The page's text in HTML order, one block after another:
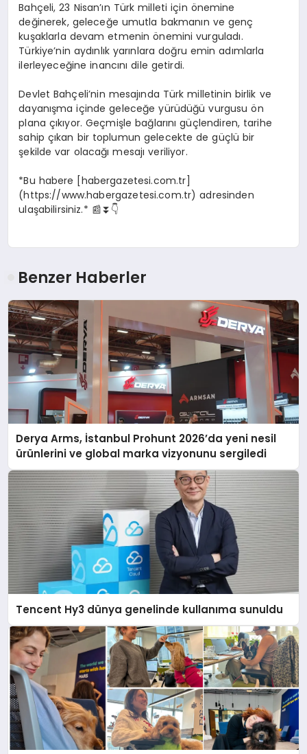
Bahçeli, 23 Nisan’ın Türk milleti için önemine
değinerek, geleceğe umutla bakmanın ve genç
kuşaklarla devam etmenin önemini vurguladı.
Türkiye’nin aydınlık yarınlara doğru emin adımlarla
ilerleyeceğine inancını dile getirdi.
Devlet Bahçeli’nin mesajında Türk milletinin birlik ve
dayanışma içinde geleceğe yürüdüğü vurgusu ön
plana çıkıyor. Geçmişle bağlarını güçlendiren, tarihe
sahip çıkan bir toplumun gelecekte de güçlü bir
şekilde var olacağı mesajı veriliyor.
*Bu habere [habergazetesi.com.tr]
(https://www.habergazetesi.com.tr) adresinden
ulaşabilirsiniz.* 📰⏬👇
Benzer Haberler
Derya Arms, İstanbul Prohunt 2026’da yeni nesil
ürünlerini ve global marka vizyonunu sergiledi
Tencent Hy3 dünya genelinde kullanıma sunuldu